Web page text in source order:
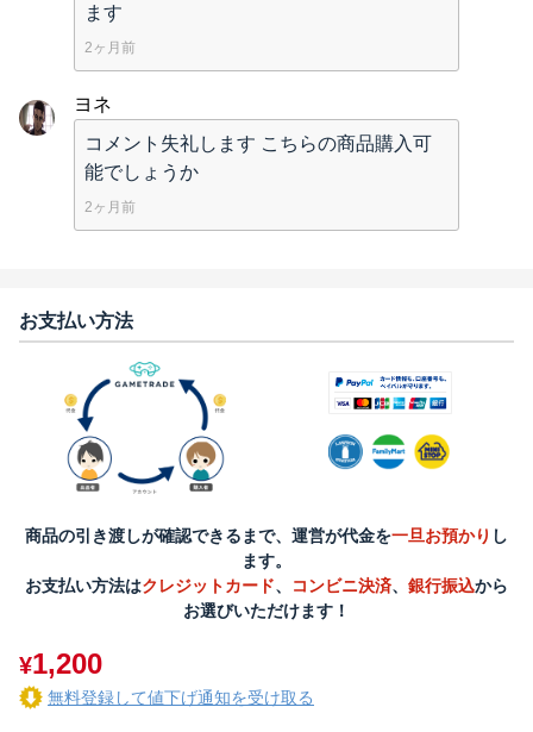
ます
2ヶ月前
ヨネ
コメント失礼します こちらの商品購入可
能でしょうか
2ヶ月前
お支払い方法
商品の引き渡しが確認できるまで、運営が代金を一旦お預かり し
ます。
お支払い方法はクレジットカード、 コンビニ決済、 銀行振込から
お選びいただけます！
¥1,200
無料登録して値下げ通知を受け取る